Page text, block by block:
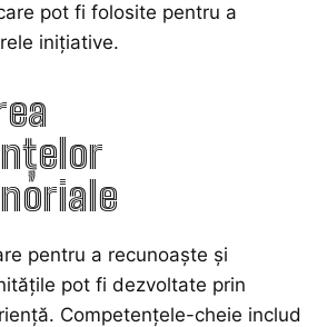
pot fi folosite pentru a
inițiative.
pentru a recunoaște și
pot fi dezvoltate prin
Competențele-cheie includ